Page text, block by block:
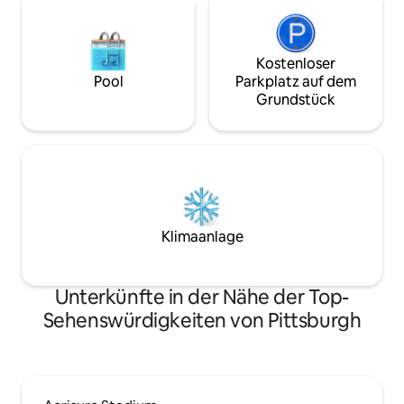
Pool
Kostenloser
Parkplatz auf dem
Grundstück
Klimaanlage
Unterkünfte in der Nähe der Top-
Sehenswürdigkeiten von Pittsburgh